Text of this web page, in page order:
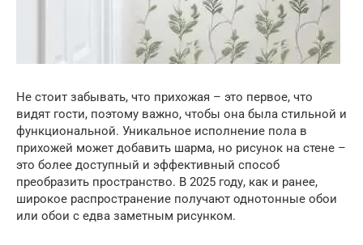
Не стоит забывать, что прихожая – это первое, что
видят гости, поэтому важно, чтобы она была стильной и
функциональной. Уникальное исполнение пола в
прихожей может добавить шарма, но рисунок на стене –
это более доступный и эффективный способ
преобразить пространство. В 2025 году, как и ранее,
широкое распространение получают однотонные обои
или обои с едва заметным рисунком.